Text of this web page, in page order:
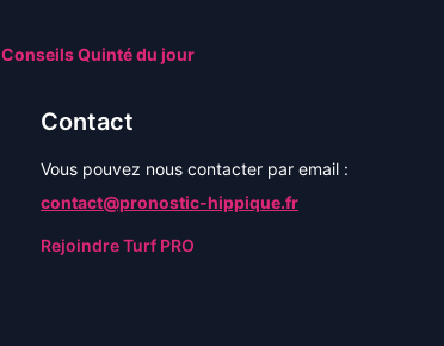
Conseils Quinté du jour
Contact
Vous pouvez nous contacter par email :
contact@pronostic-hippique.fr
Rejoindre Turf PRO